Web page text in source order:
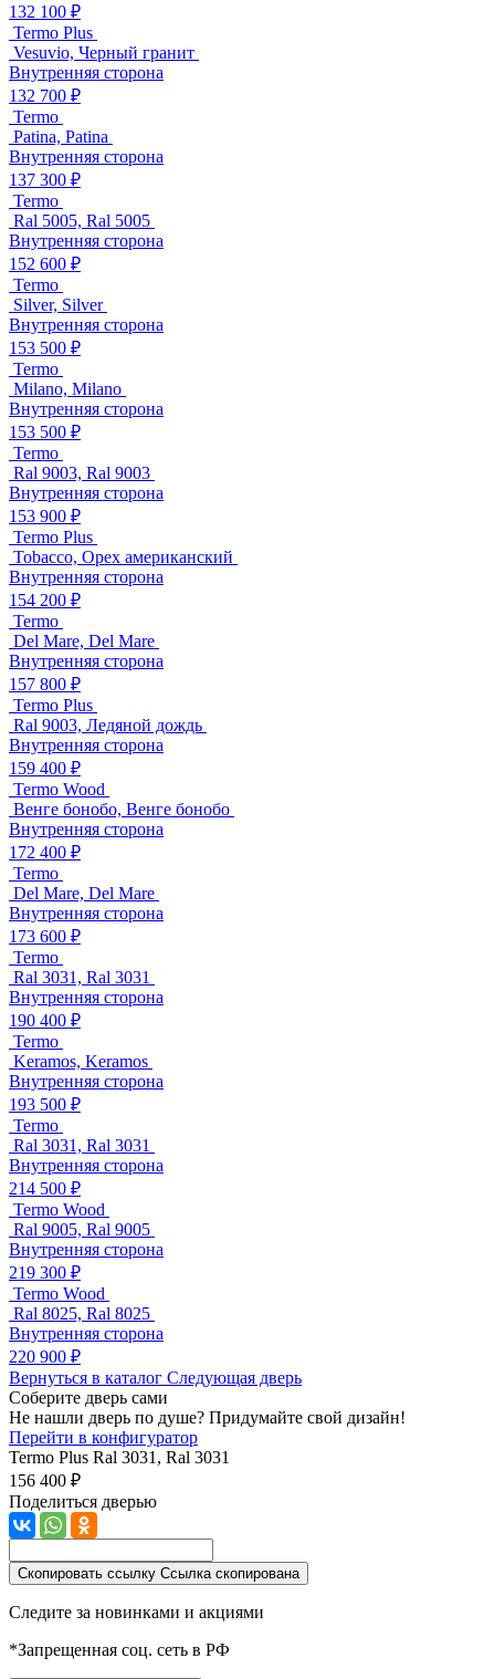
132 100 ₽
Termo Plus
Vesuvio, Черный гранит
Внутренняя сторона
132 700 ₽
Termo
Patina, Patina
Внутренняя сторона
137 300 ₽
Termo
Ral 5005, Ral 5005
Внутренняя сторона
152 600 ₽
Termo
Silver, Silver
Внутренняя сторона
153 500 ₽
Termo
Milano, Milano
Внутренняя сторона
153 500 ₽
Termo
Ral 9003, Ral 9003
Внутренняя сторона
153 900 ₽
Termo Plus
Tobacco, Орех американский
Внутренняя сторона
154 200 ₽
Termo
Del Mare, Del Mare
Внутренняя сторона
157 800 ₽
Termo Plus
Ral 9003, Ледяной дождь
Внутренняя сторона
159 400 ₽
Termo Wood
Венге бонобо, Венге бонобо
Внутренняя сторона
172 400 ₽
Termo
Del Mare, Del Mare
Внутренняя сторона
173 600 ₽
Termo
Ral 3031, Ral 3031
Внутренняя сторона
190 400 ₽
Termo
Keramos, Keramos
Внутренняя сторона
193 500 ₽
Termo
Ral 3031, Ral 3031
Внутренняя сторона
214 500 ₽
Termo Wood
Ral 9005, Ral 9005
Внутренняя сторона
219 300 ₽
Termo Wood
Ral 8025, Ral 8025
Внутренняя сторона
220 900 ₽
Вернуться в каталог Следующая дверь
Соберите дверь сами
Не нашли дверь по душе? Придумайте свой дизайн!
Перейти в конфигуратор
Termo Plus Ral 3031, Ral 3031
156 400 ₽
Поделиться дверью
Скопировать ссылку Ссылка скопирована
Следите за новинками и акциями
*Запрещенная соц. сеть в РФ